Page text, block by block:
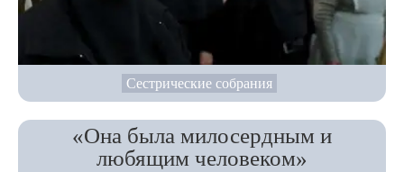
Сестрические собрания
«Она была милосердным и
любящим человеком»